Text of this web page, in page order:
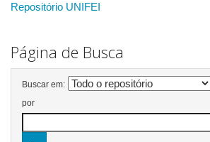
Repositório UNIFEI
Página de Busca
Buscar em:
por